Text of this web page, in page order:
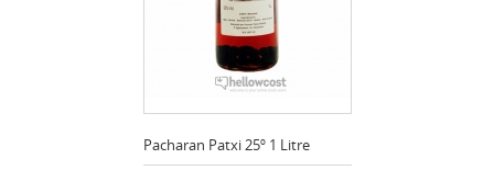
Pacharan Patxi 25º 1 Litre